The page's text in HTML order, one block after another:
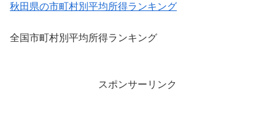
秋田県の市町村別平均所得ランキング
全国市町村別平均所得ランキング
スポンサーリンク